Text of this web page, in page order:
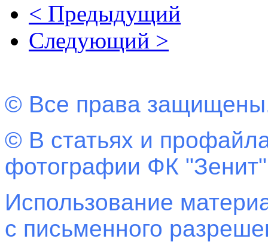
< Предыдущий
Следующий >
© Все права
© В статьях и
фотографии ФК
Использование
с письменного